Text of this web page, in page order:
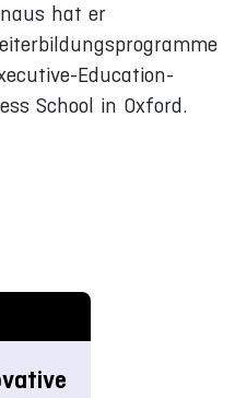
hat er
Education-
School in Oxford.